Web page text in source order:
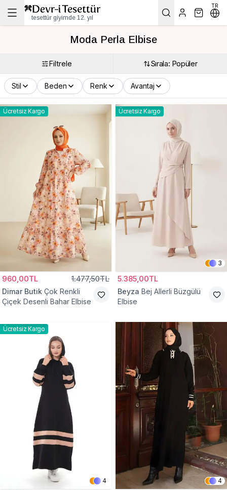
tesettür giyimde 12. yıl
TR
Moda Perla Elbise
Filtrele Sırala: Popüler
Stil Beden Renk Avantaj
Ücretsiz Kargo
960,00TL 1.477,50TL
Dimar Butik Çok Renkli
Çiçek Desenli Bahar Elbise
Ücretsiz Kargo
3
5.385,00TL
Beyza Bej Allerli Büzgülü
Elbise
Ücretsiz Kargo
4 4